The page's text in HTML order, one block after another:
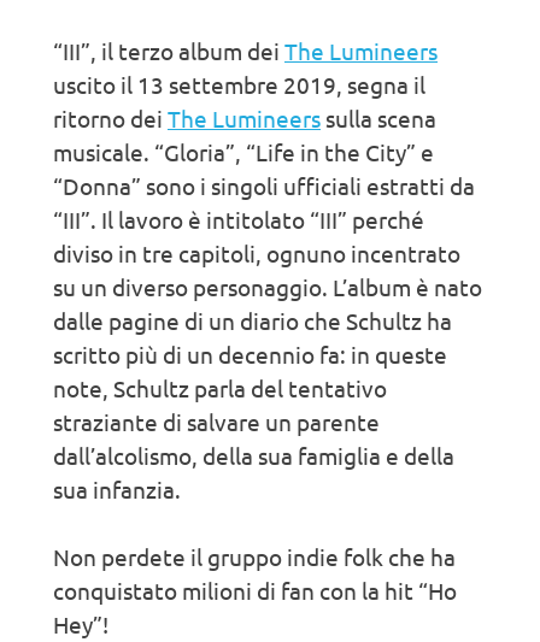
“III”, il terzo album dei The Lumineers
uscito il 13 settembre 2019, segna il
ritorno dei The Lumineers sulla scena
musicale. “Gloria”, “Life in the City” e
“Donna” sono i singoli ufficiali estratti da
“III”. Il lavoro è intitolato “III” perché
diviso in tre capitoli, ognuno incentrato
su un diverso personaggio. L’album è nato
dalle pagine di un diario che Schultz ha
scritto più di un decennio fa: in queste
note, Schultz parla del tentativo
straziante di salvare un parente
dall’alcolismo, della sua famiglia e della
sua infanzia.
Non perdete il gruppo indie folk che ha
conquistato milioni di fan con la hit “Ho
Hey”!